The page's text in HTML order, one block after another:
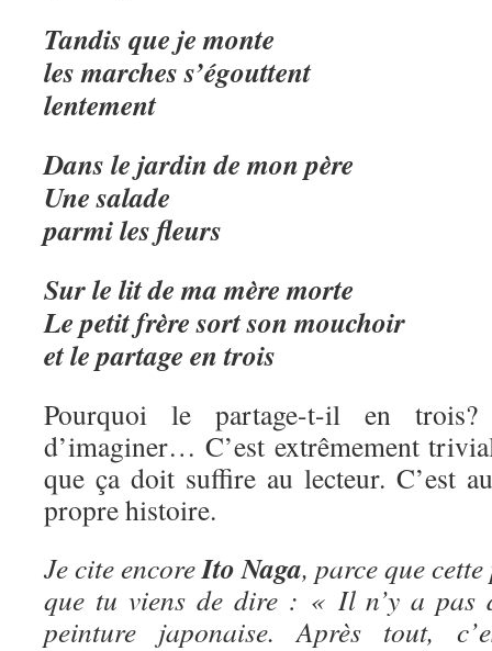
Tandis que je monte
les marches s’égouttent
lentement
Dans le jardin de mon père
Une salade
parmi les fleurs
Sur le lit de ma mère morte
Le petit frère sort son mouchoir
et le partage en trois
Pourquoi le partage-t-il en
d’imaginer… C’est extrêmement
que ça doit suffire au lecteur. C’est
propre histoire.
Je cite encoreIto Naga, parce que
que tu viens de dire : « Il n’y a pas
peinture japonaise. Après tout,